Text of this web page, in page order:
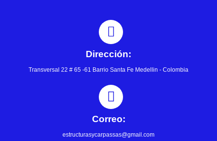
Dirección:
Transversal 22 # 65 -61 Barrio Santa Fe Medellin - Colombia
Correo:
estructurasycarpassas@gmail.com